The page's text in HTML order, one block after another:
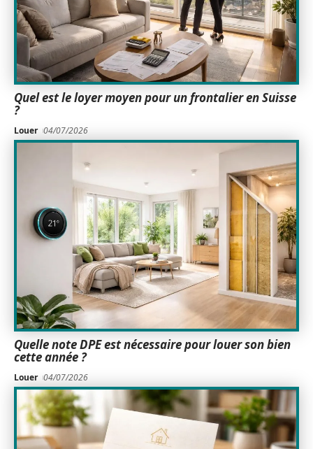
Quel est le loyer moyen pour un frontalier en Suisse
?
Louer 04/07/2026
Quelle note DPE est nécessaire pour louer son bien
cette année ?
Louer 04/07/2026